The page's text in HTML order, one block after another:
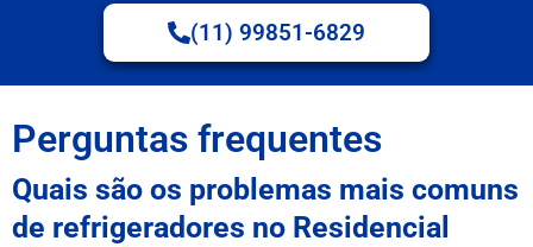
(11) 99851-6829
Perguntas frequentes
Quais são os problemas mais comuns
de refrigeradores no Residencial